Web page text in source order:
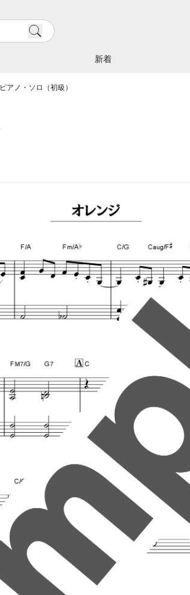
新着
ピアノ・ソロ（初級）